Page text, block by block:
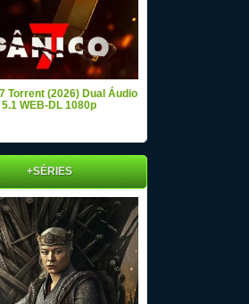
Torrent (2026) Dual Áudio
5.1 WEB-DL 1080p
+SÉRIES